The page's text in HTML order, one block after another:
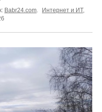
Babr24.com Интернет и ИТ,